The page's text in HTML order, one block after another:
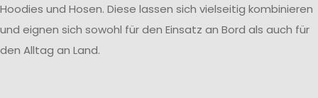
Hoodies und Hosen. Diese lassen sich vielseitig kombinieren
und eignen sich sowohl für den Einsatz an Bord als auch für
den Alltag an Land.